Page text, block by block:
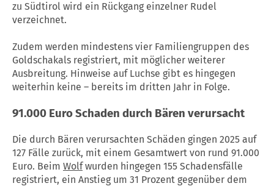
zu Südtirol wird ein Rückgang einzelner Rudel
verzeichnet.
Zudem werden mindestens vier Familiengruppen des
Goldschakals registriert, mit möglicher weiterer
Ausbreitung. Hinweise auf Luchse gibt es hingegen
weiterhin keine – bereits im dritten Jahr in Folge.
91.000 Euro Schaden durch Bären verursacht
Die durch Bären verursachten Schäden gingen 2025 auf
127 Fälle zurück, mit einem Gesamtwert von rund 91.000
Euro. Beim Wolfwurden hingegen 155 Schadensfälle
registriert, ein Anstieg um 31 Prozent gegenüber dem